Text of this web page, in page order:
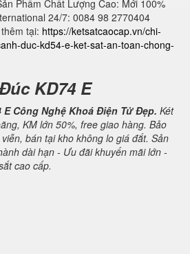
Phẩm Chất Lượng Cao: Mới 100%
24/7: 0084 98 2770404
tại: https://ketsatcaocap.vn/chi-
duc-kd54-e-ket-sat-an-toan-chong-
KD74 E
E Công Nghệ Khoá Điện Tử Đẹp. Két
KM lớn 50%, free giao hàng. Bảo
bán tại kho không lo giá đắt. Sản
dài hạn - Ưu đãi khuyến mãi lớn -
cao cấp.